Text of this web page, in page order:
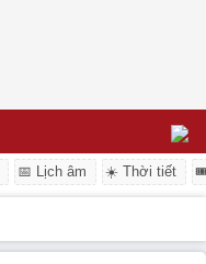
📅 Lịch âm ☀️ Thời tiết